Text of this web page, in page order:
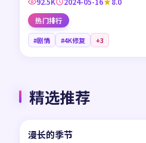
热门排行
#剧情 #4K修复 +3
精选推荐
CN
漫长的季节